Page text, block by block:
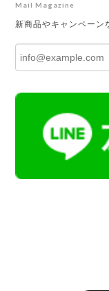
Mail Magazine
新商品やキャンペーン